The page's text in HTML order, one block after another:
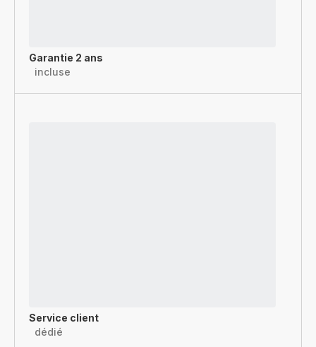
Garantie 2 ans
incluse
Service client
dédié